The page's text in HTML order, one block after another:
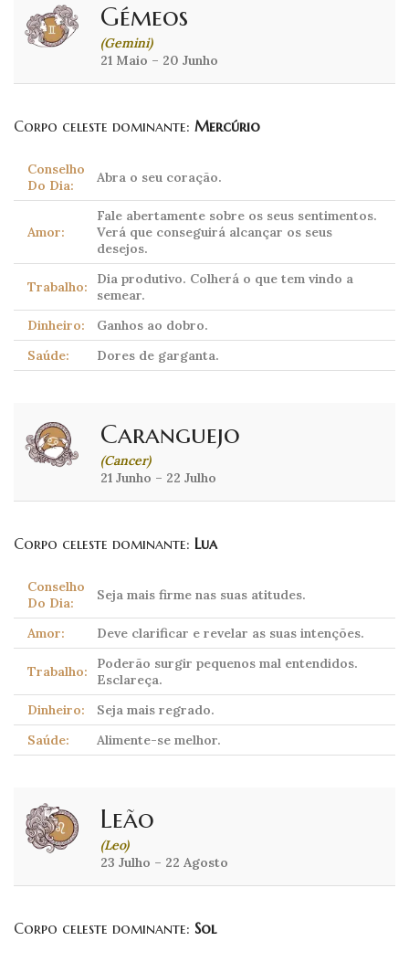
Gémeos
(Gemini)
21 Maio – 20 Junho
Corpo celeste dominante: Mercúrio
Conselho
Do Dia:
Abra o seu coração.
Amor:
Fale abertamente sobre os seus sentimentos.
Verá que conseguirá alcançar os seus
desejos.
Trabalho:
Dia produtivo. Colherá o que tem vindo a
semear.
Dinheiro:
Ganhos ao dobro.
Saúde:
Dores de garganta.
Caranguejo
(Cancer)
21 Junho – 22 Julho
Corpo celeste dominante: Lua
Conselho
Do Dia:
Seja mais firme nas suas atitudes.
Amor: Deve clarificar e revelar as suas intenções.
Trabalho:
Poderão surgir pequenos mal entendidos.
Esclareça.
Dinheiro:
Seja mais regrado.
Saúde:
Alimente-se melhor.
Leão
(Leo)
23 Julho – 22 Agosto
Corpo celeste dominante: Sol